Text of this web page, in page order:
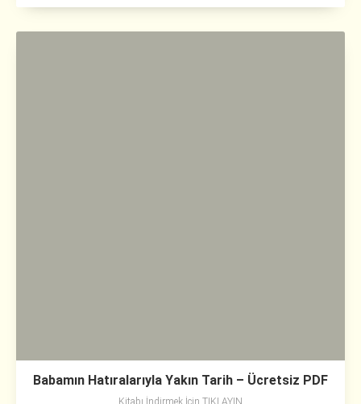
Babamın Hatıralarıyla Yakın Tarih – Ücretsiz PDF
Kitabı İndirmek İçin TIKLAYIN